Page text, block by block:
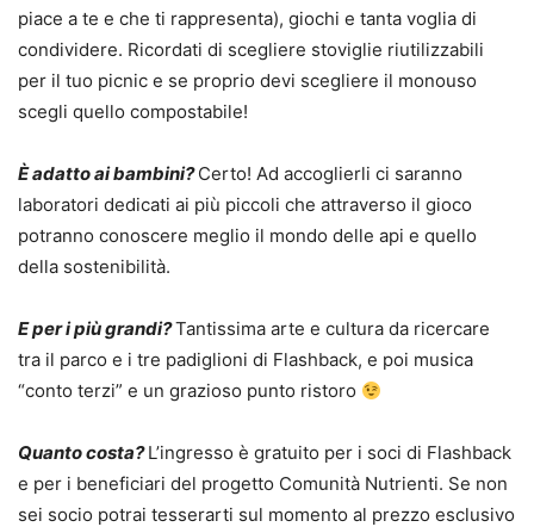
piace a te e che ti rappresenta), giochi e tanta voglia di
condividere. Ricordati di scegliere stoviglie riutilizzabili
per il tuo picnic e se proprio devi scegliere il monouso
scegli quello compostabile!
È adatto ai bambini?Certo! Ad accoglierli ci saranno
laboratori dedicati ai più piccoli che attraverso il gioco
potranno conoscere meglio il mondo delle api e quello
della sostenibilità.
E per i più grandi?Tantissima arte e cultura da ricercare
tra il parco e i tre padiglioni di Flashback, e poi musica
“conto terzi” e un grazioso punto ristoro
Quanto costa?L’ingresso è gratuito per i soci di Flashback
e per i beneficiari del progetto Comunità Nutrienti. Se non
sei socio potrai tesserarti sul momento al prezzo esclusivo